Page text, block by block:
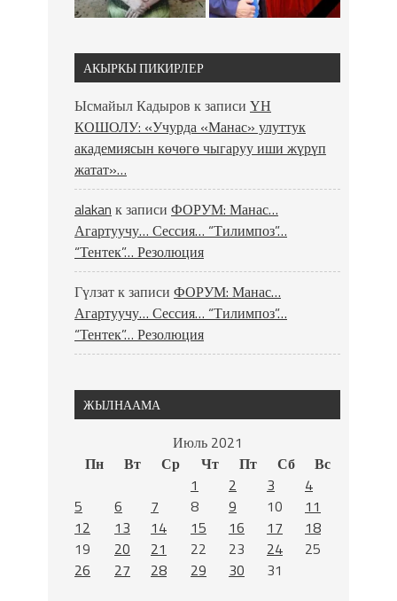
АКЫРКЫ ПИКИРЛЕР
Ысмайыл Кадыров к записи ҮН
КОШОЛУ: «Учурда «Манас» улуттук
академиясын көчөгө чыгаруу иши жүрүп
жатат»…
alakan к записи ФОРУМ: Манас…
Агартуучу… Сессия… “Тилимпоз”…
“Тентек”… Резолюция
Гүлзатк записи ФОРУМ: Манас…
Агартуучу… Сессия… “Тилимпоз”…
“Тентек”… Резолюция
ЖЫЛНААМА
Июль 2021
Пн
Вт Ср Чт Пт Сб
Вс
1
2 3
4
5
6 7 8 9 10
11
12
13 14 15 16 17
18
19
20 21 22 23 24
25
26
27 28 29 30
31